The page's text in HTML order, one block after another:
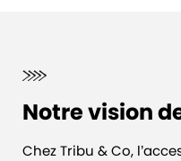
Notre vision
Chez Tribu & Co,